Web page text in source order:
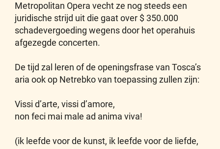
Metropolitan Opera vecht ze nog steeds een
juridische strijd uit die gaat over $ 350.000
schadevergoeding wegens door het operahuis
afgezegde concerten.
De tijd zal leren of de openingsfrase van Tosca’s
aria ook op Netrebko van toepassing zullen zijn:
Vissi d’arte, vissi d’amore,
non feci mai male ad anima viva!
(ik leefde voor de kunst, ik leefde voor de liefde,